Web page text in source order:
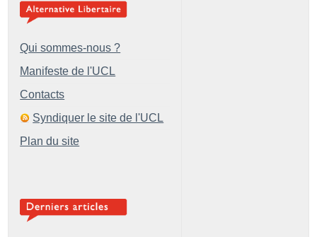
Qui sommes-nous ?
Manifeste de l'UCL
Contacts
Syndiquer le site de l'UCL
Plan du site